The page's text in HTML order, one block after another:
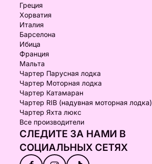
Греция
Хорватия
Италия
Барселона
Ибица
Франция
Мальта
Чартер Парусная лодка
Чартер Моторная лодка
Чартер Катамаран
Чартер RIB (надувная моторная лодка)
Чартер Яхта люкс
Все производители
СЛЕДИТЕ ЗА НАМИ В
СОЦИАЛЬНЫХ СЕТЯХ